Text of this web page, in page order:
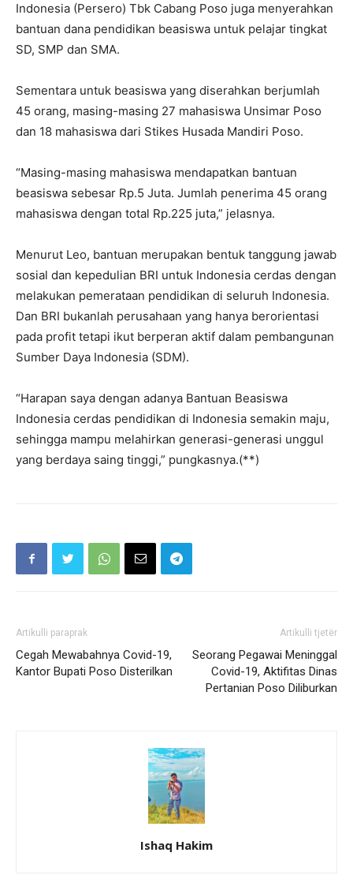
Indonesia (Persero) Tbk Cabang Poso juga menyerahkan
bantuan dana pendidikan beasiswa untuk pelajar tingkat
SD, SMP dan SMA.
Sementara untuk beasiswa yang diserahkan berjumlah
45 orang, masing-masing 27 mahasiswa Unsimar Poso
dan 18 mahasiswa dari Stikes Husada Mandiri Poso.
“Masing-masing mahasiswa mendapatkan bantuan
beasiswa sebesar Rp.5 Juta. Jumlah penerima 45 orang
mahasiswa dengan total Rp.225 juta,” jelasnya.
Menurut Leo, bantuan merupakan bentuk tanggung jawab
sosial dan kepedulian BRI untuk Indonesia cerdas dengan
melakukan pemerataan pendidikan di seluruh Indonesia.
Dan BRI bukanlah perusahaan yang hanya berorientasi
pada profit tetapi ikut berperan aktif dalam pembangunan
Sumber Daya Indonesia (SDM).
“Harapan saya dengan adanya Bantuan Beasiswa
Indonesia cerdas pendidikan di Indonesia semakin maju,
sehingga mampu melahirkan generasi-generasi unggul
yang berdaya saing tinggi,” pungkasnya.(**)
Artikulli paraprak
Cegah Mewabahnya Covid-19,
Kantor Bupati Poso Disterilkan
Artikulli tjetër
Seorang Pegawai Meninggal
Covid-19, Aktifitas Dinas
Pertanian Poso Diliburkan
Ishaq Hakim